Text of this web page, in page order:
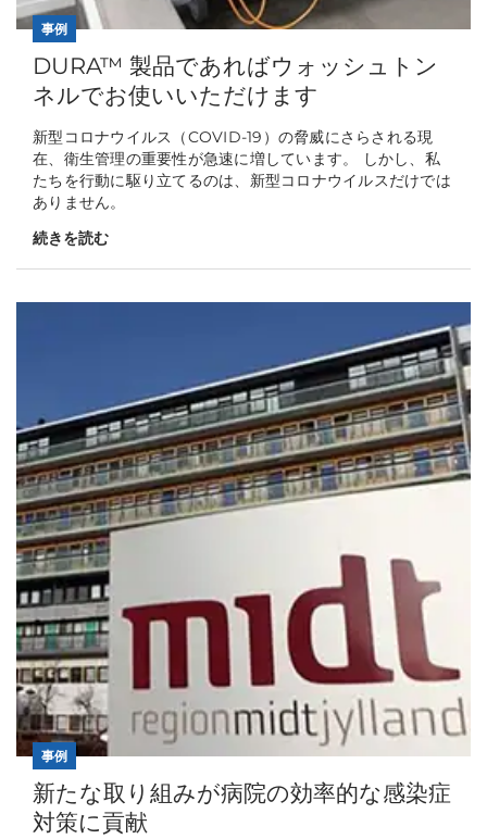
事例
DURA™ 製品であればウォッシュトン
ネルでお使いいただけます
新型コロナウイルス（COVID-19）の脅威にさらされる現
在、衛生管理の重要性が急速に増しています。 しかし、私
たちを行動に駆り立てるのは、新型コロナウイルスだけでは
ありません。
続きを読む
事例
新たな取り組みが病院の効率的な感染症
対策に貢献